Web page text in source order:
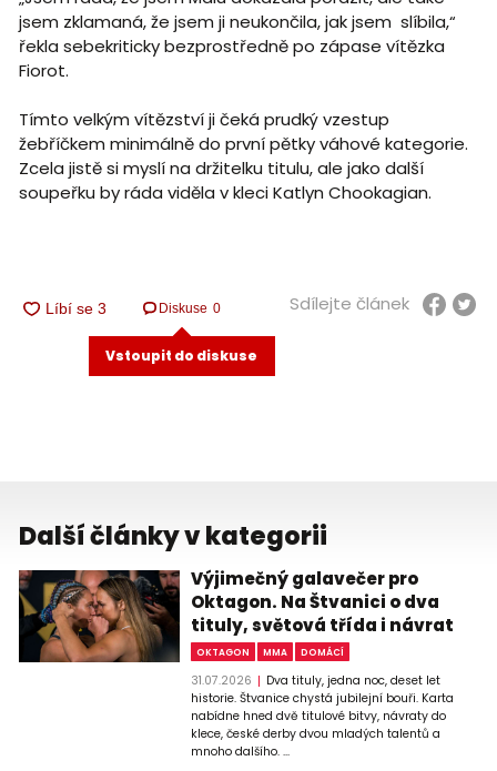
jsem zklamaná, že jsem ji neukončila, jak jsem slíbila,“
řekla sebekriticky bezprostředně po zápase vítězka
Fiorot.
Tímto velkým vítězství ji čeká prudký vzestup
žebříčkem minimálně do první pětky váhové kategorie.
Zcela jistě si myslí na držitelku titulu, ale jako další
soupeřku by ráda viděla v kleci Katlyn Chookagian.
Diskuse 0
Vstoupit do diskuse
Sdílejte článek
Další články v kategorii
Výjimečný galavečer pro
Oktagon. Na Štvanici o dva
tituly, světová třída i návrat
OKTAGON MMA DOMÁCÍ
31.07.2026
Dva tituly, jedna noc, deset let
historie. Štvanice chystá jubilejní bouři. Karta
nabídne hned dvě titulové bitvy, návraty do
klece, české derby dvou mladých talentů a
mnoho dalšího. ...